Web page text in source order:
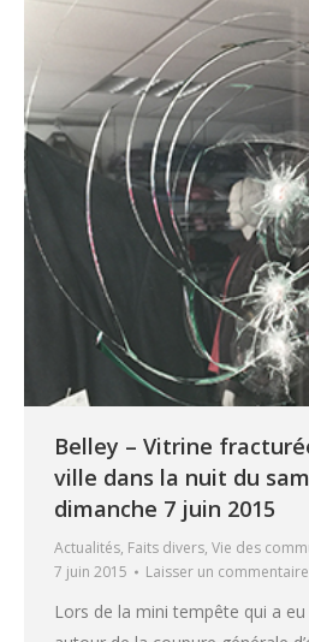
Belley – Vitrine
ville dans la nuit du
dimanche 7 juin 2015
Actualités, Faits divers, Vie des
7 juin 2015
Laisser un commentaire
Lors de la mini tempête qui a